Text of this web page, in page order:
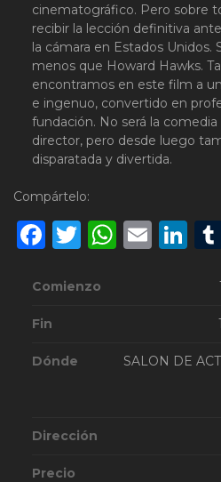
cinematográfico. Pero sobre
recibir la lección definitiva
la cámara en Estados Unidos.
menos que Howard Hawks.
encontramos en este film a
e ingenuo, convertido en
fundación. No será la
director, pero desde luego
disparatada y divertida.
Compártelo:
Facebook
Twitter
Comienzo
Fin
Dónde SALON DE
Dirección
Precio